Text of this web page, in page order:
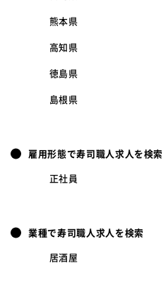
熊本県
高知県
徳島県
島根県
雇用形態で寿司職人求人を検索
正社員
業種で寿司職人求人を検索
居酒屋